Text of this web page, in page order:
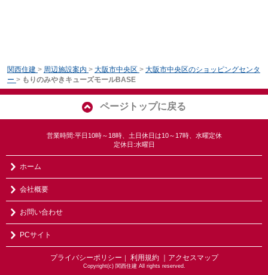
関西住建 > 周辺施設案内 > 大阪市中央区 > 大阪市中央区のショッピングセンタ
ー > もりのみやきキューズモールBASE
ページトップに戻る
営業時間:平日10時～18時、土日休日は10～17時、水曜定休
定休日:水曜日
ホーム
会社概要
お問い合わせ
PCサイト
プライバシーポリシー ｜ 利用規約 ｜アクセスマップ
Copyright(c) 関西住建 All rights reserved.